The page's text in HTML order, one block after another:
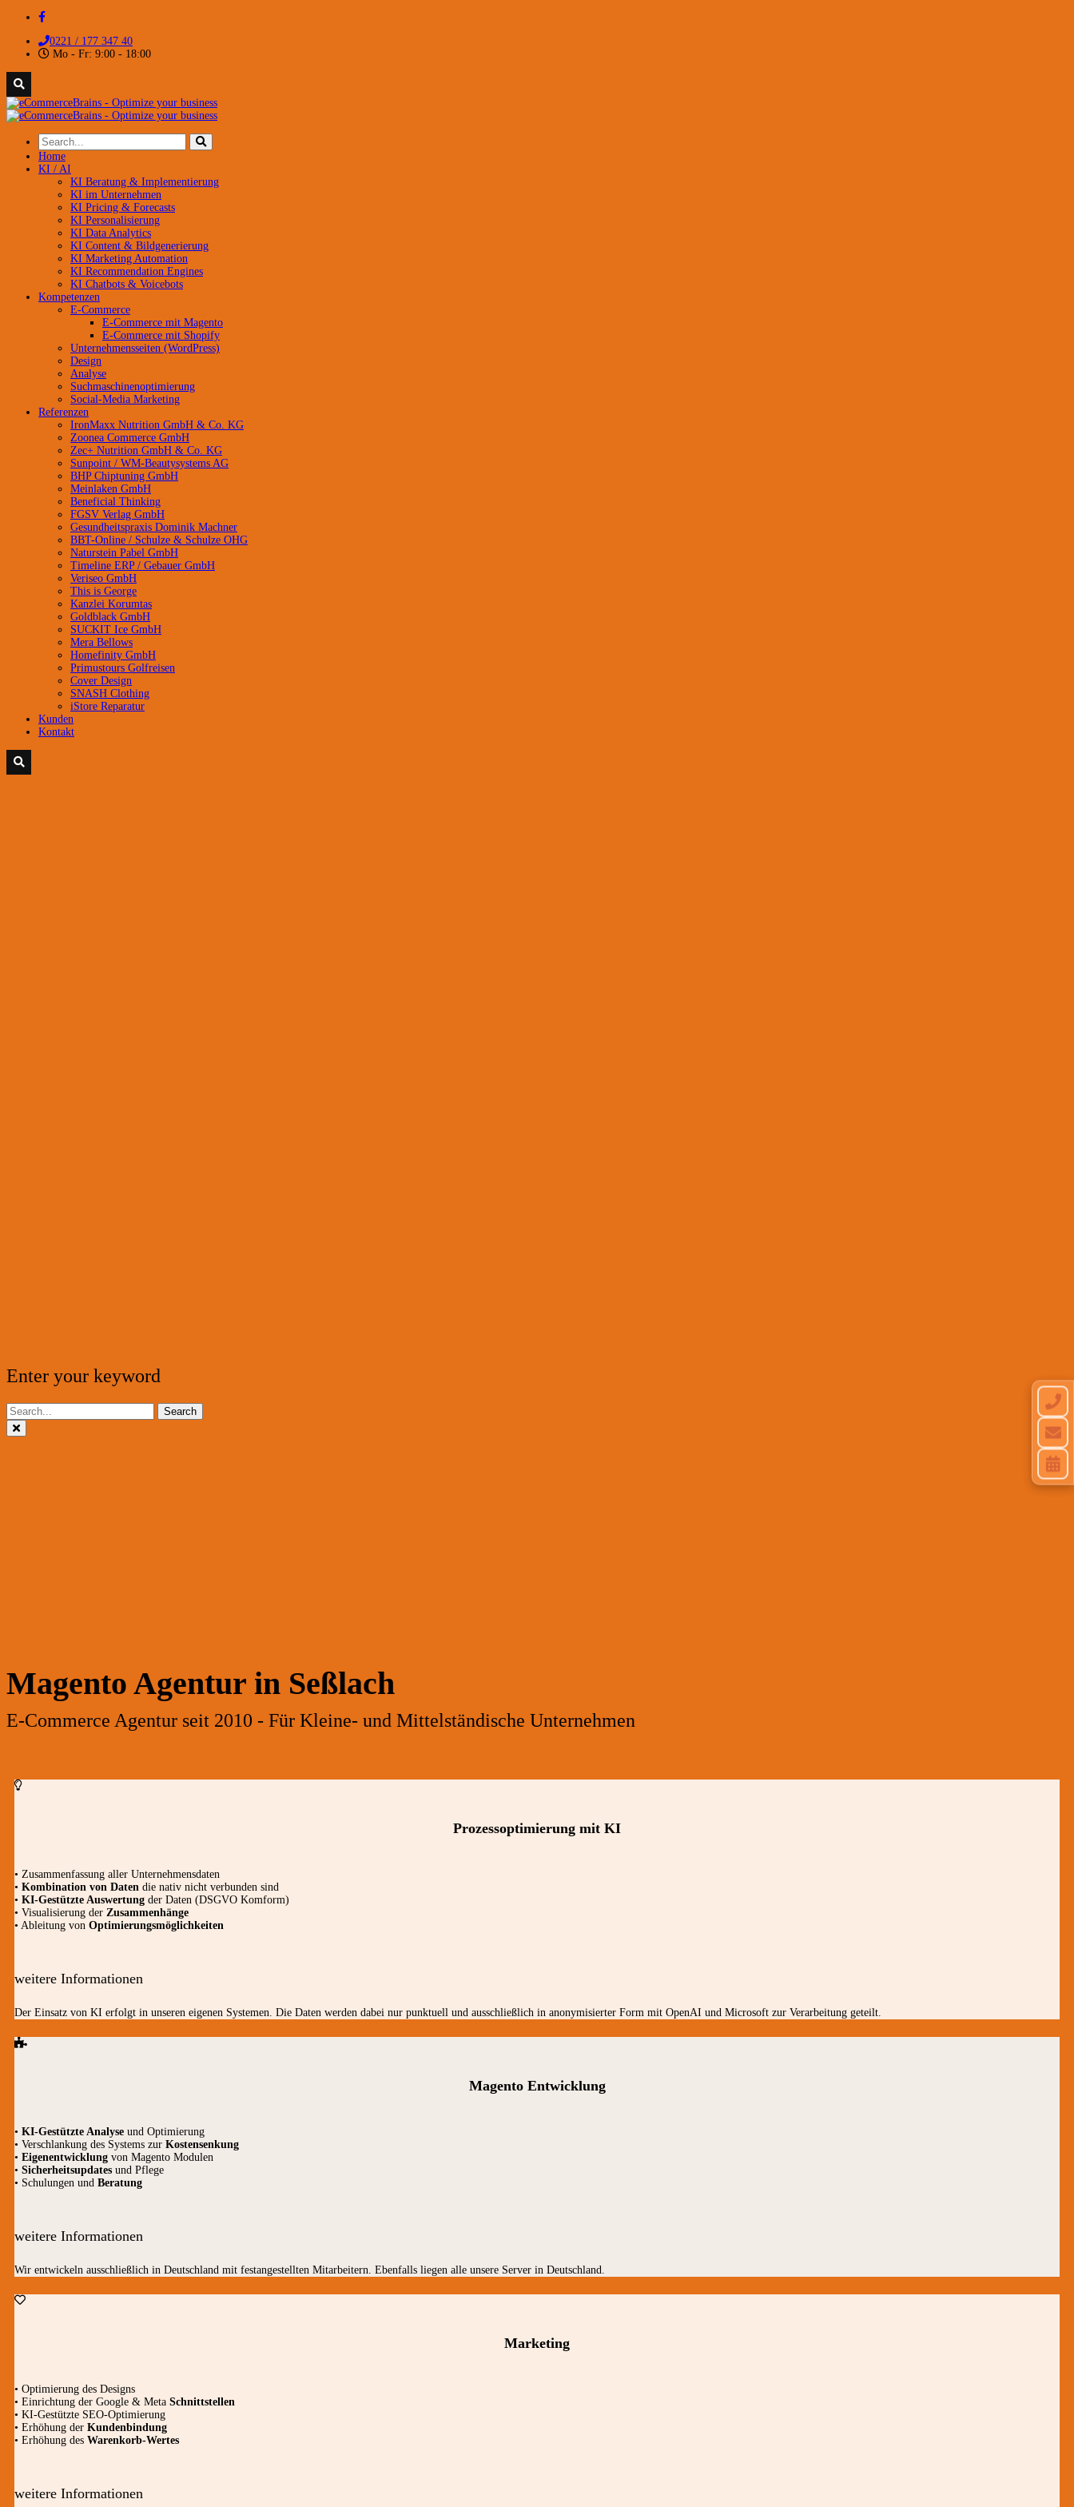
0221 / 177 347 40
Mo - Fr: 9:00 - 18:00
Home
KI / AI
KI Beratung & Implementierung
KI im Unternehmen
KI Pricing & Forecasts
KI Personalisierung
KI Data Analytics
KI Content & Bildgenerierung
KI Marketing Automation
KI Recommendation Engines
KI Chatbots & Voicebots
Kompetenzen
E-Commerce
E-Commerce mit Magento
E-Commerce mit Shopify
Unternehmensseiten (WordPress)
Design
Analyse
Suchmaschinenoptimierung
Social-Media Marketing
Referenzen
IronMaxx Nutrition GmbH & Co. KG
Zoonea Commerce GmbH
Zec+ Nutrition GmbH & Co. KG
Sunpoint / WM-Beautysystems AG
BHP Chiptuning GmbH
Meinlaken GmbH
Beneficial Thinking
FGSV Verlag GmbH
Gesundheitspraxis Dominik Machner
BBT-Online / Schulze & Schulze OHG
Naturstein Pabel GmbH
Timeline ERP / Gebauer GmbH
Veriseo GmbH
This is George
Kanzlei Korumtas
Goldblack GmbH
SUCKIT Ice GmbH
Mera Bellows
Homefinity GmbH
Primustours Golfreisen
Cover Design
SNASH Clothing
iStore Reparatur
Kunden
Kontakt
Enter your keyword
Search
Magento Agentur in Seßlach
E-Commerce Agentur seit 2010 - Für Kleine- und Mittelständische Unternehmen
Prozessoptimierung mit KI
• Zusammenfassung aller Unternehmensdaten
• Kombination von Daten die nativ nicht verbunden sind
• KI-Gestützte Auswertung der Daten (DSGVO Komform)
• Visualisierung der Zusammenhänge
• Ableitung von Optimierungsmöglichkeiten
weitere Informationen
Der Einsatz von KI erfolgt in unseren eigenen Systemen. Die Daten werden dabei nur punktuell und ausschließlich in anonymisierter Form mit OpenAI und Microsoft zur Verarbeitung geteilt.
Magento Entwicklung
• KI-Gestützte Analyse und Optimierung
• Verschlankung des Systems zur Kostensenkung
• Eigenentwicklung von Magento Modulen
• Sicherheitsupdates und Pflege
• Schulungen und Beratung
weitere Informationen
Wir entwickeln ausschließlich in Deutschland mit festangestellten Mitarbeitern. Ebenfalls liegen alle unsere Server in Deutschland.
Marketing
• Optimierung des Designs
• Einrichtung der Google & Meta Schnittstellen
• KI-Gestützte SEO-Optimierung
• Erhöhung der Kundenbindung
• Erhöhung des Warenkorb-Wertes
weitere Informationen